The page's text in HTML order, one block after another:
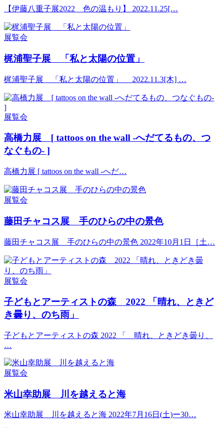
【伊藤八重子展2022 色の温もり】 2022.11.25[…
展覧会
梶浦聖子展 「私と太陽の位置」
梶浦聖子展 「私と太陽の位置」 2022.11.3[木] …
展覧会
高橋力展 [ tattoos on the wall -へだてるもの、つ
なぐもの- ]
高橋力展 [ tattoos on the wall -へだ…
展覧会
藤田チャコス展 手のひらの中の景色
藤田チャコス展 手のひらの中の景色 2022年10月1日［土…
展覧会
子どもとアーティストの森 2022 「晴れ、ときど
き曇り、のち雨」
子どもとアーティストの森 2022 「 晴れ、ときどき曇り、
…
展覧会
米山幸助展 川を越えると海
米山幸助展 川を越えると海 2022年7月16日(土)ー30…